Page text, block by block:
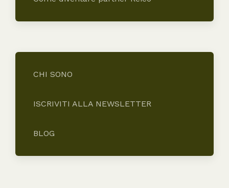
CHI SONO
ISCRIVITI ALLA NEWSLETTER
BLOG